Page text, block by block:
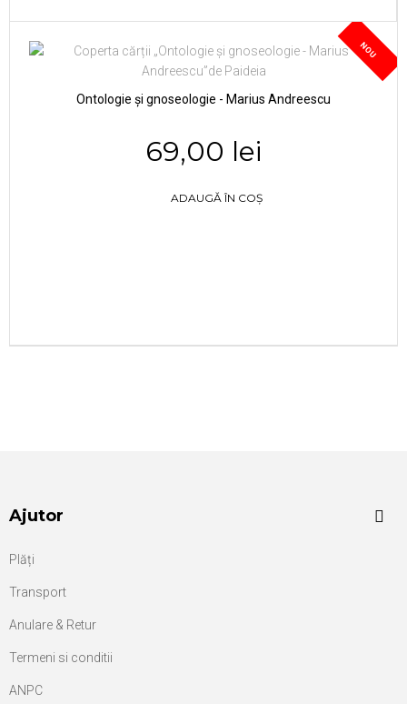
NOU
Ontologie și gnoseologie - Marius Andreescu
69,00 lei
ADAUGĂ ÎN COȘ
Ajutor
Plăți
Transport
Anulare & Retur
Termeni si conditii
ANPC